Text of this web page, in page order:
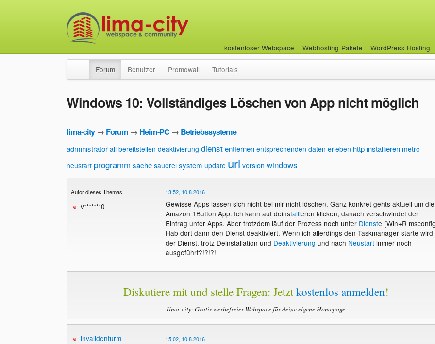
kostenloser Webspace Webhosting-Pakete WordPress-Hosting
Forum Benutzer Promowall Tutorials
Windows 10: Vollständiges Löschen von App nicht möglich
lima-city→ Forum → Heim-PC → Betriebssysteme
administrator all bereitstellen deaktivierung dienstentfernen entsprechenden daten erleben httpinstallieren metro
neustart programm sache sauerei system update url version windows
Autor dieses Themas
v*******0
13:52, 10.8.2016
Gewisse Apps lassen sich nicht bei mir nicht löschen. Ganz konkret gehts aktuell um die
Amazon 1Button App. Ich kann auf deinstallieren klicken, danach verschwindet der
Eintrag unter Apps. Aber trotzdem läuf der Prozess noch unter Dienste (Win+R
Hab dort dann den Dienst deaktiviert. Wenn ich allerdings den Taskmanager starte wird
der Dienst, trotz Deinstallation und Deaktivierung und nach Neustartimmer noch
ausgeführt?!?!?!
Diskutiere mit und stelle Fragen: Jetztkostenlos anmelden!
lima-city: Gratis werbefreier Webspace für deine eigene Homepage
invalidenturm 15:02, 10.8.2016